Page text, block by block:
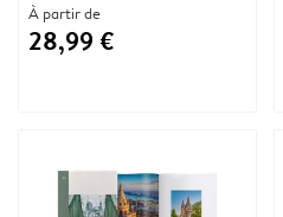
À partir de
28,99 €